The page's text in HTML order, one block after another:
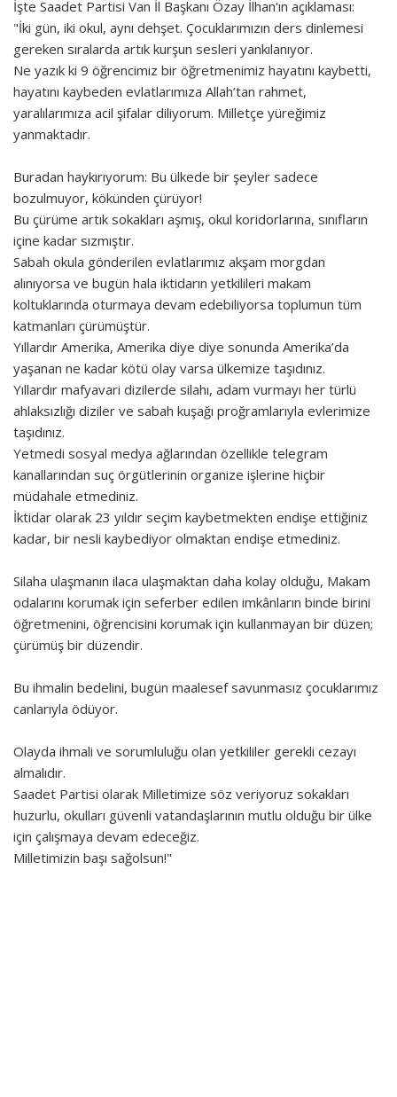
İşte Saadet Partisi Van İl Başkanı Özay İlhan'ın açıklaması:
"İki gün, iki okul, aynı dehşet. Çocuklarımızın ders dinlemesi
gereken sıralarda artık kurşun sesleri yankılanıyor.
Ne yazık ki 9 öğrencimiz bir öğretmenimiz hayatını kaybetti,
hayatını kaybeden evlatlarımıza Allah’tan rahmet,
yaralılarımıza acil şifalar diliyorum. Milletçe yüreğimiz
yanmaktadır.
Buradan haykırıyorum: Bu ülkede bir şeyler sadece
bozulmuyor, kökünden çürüyor!
Bu çürüme artık sokakları aşmış, okul koridorlarına, sınıfların
içine kadar sızmıştır.
Sabah okula gönderilen evlatlarımız akşam morgdan
alınıyorsa ve bugün hala iktidarın yetkilileri makam
koltuklarında oturmaya devam edebiliyorsa toplumun tüm
katmanları çürümüştür.
Yıllardır Amerika, Amerika diye diye sonunda Amerika’da
yaşanan ne kadar kötü olay varsa ülkemize taşıdınız.
Yıllardır mafyavari dizilerde silahı, adam vurmayı her türlü
ahlaksızlığı diziler ve sabah kuşağı proğramlarıyla evlerimize
taşıdınız.
Yetmedi sosyal medya ağlarından özellikle telegram
kanallarından suç örgütlerinin organize işlerine hiçbir
müdahale etmediniz.
İktidar olarak 23 yıldır seçim kaybetmekten endişe ettiğiniz
kadar, bir nesli kaybediyor olmaktan endişe etmediniz.
Silaha ulaşmanın ilaca ulaşmaktan daha kolay olduğu, Makam
odalarını korumak için seferber edilen imkânların binde birini
öğretmenini, öğrencisini korumak için kullanmayan bir düzen;
çürümüş bir düzendir.
Bu ihmalin bedelini, bugün maalesef savunmasız çocuklarımız
canlarıyla ödüyor.
Olayda ihmali ve sorumluluğu olan yetkililer gerekli cezayı
almalıdır.
Saadet Partisi olarak Milletimize söz veriyoruz sokakları
huzurlu, okulları güvenli vatandaşlarının mutlu olduğu bir ülke
için çalışmaya devam edeceğiz.
Milletimizin başı sağolsun!"